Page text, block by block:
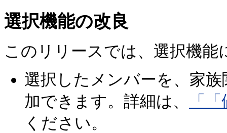
選択機能の改良
このリリースでは、選択機
選択したメンバーを、家
加できます。詳細は、
「
ください。